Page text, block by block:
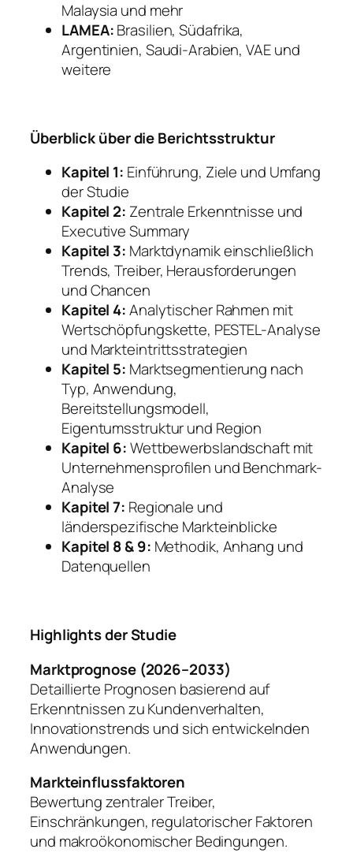
Malaysia und mehr
LAMEA:Brasilien, Südafrika,
Argentinien, Saudi-Arabien, VAE und
weitere
Überblick über die Berichtsstruktur
Kapitel 1: Einführung, Ziele und Umfang
der Studie
Kapitel 2: Zentrale Erkenntnisse und
Executive Summary
Kapitel 3: Marktdynamik einschließlich
Trends, Treiber, Herausforderungen
und Chancen
Kapitel 4:Analytischer Rahmen mit
Wertschöpfungskette, PESTEL-Analyse
und Markteintrittsstrategien
Kapitel 5: Marktsegmentierung nach
Typ, Anwendung,
Bereitstellungsmodell,
Eigentumsstruktur und Region
Kapitel 6:Wettbewerbslandschaft mit
Unternehmensprofilen und Benchmark-
Analyse
Kapitel 7: Regionale und
länderspezifische Markteinblicke
Kapitel 8 & 9: Methodik, Anhang und
Datenquellen
Highlights der Studie
Marktprognose (2026–2033)
Detaillierte Prognosen basierend auf
Erkenntnissen zu Kundenverhalten,
Innovationstrends und sich entwickelnden
Anwendungen.
Markteinflussfaktoren
Bewertung zentraler Treiber,
Einschränkungen, regulatorischer Faktoren
und makroökonomischer Bedingungen.